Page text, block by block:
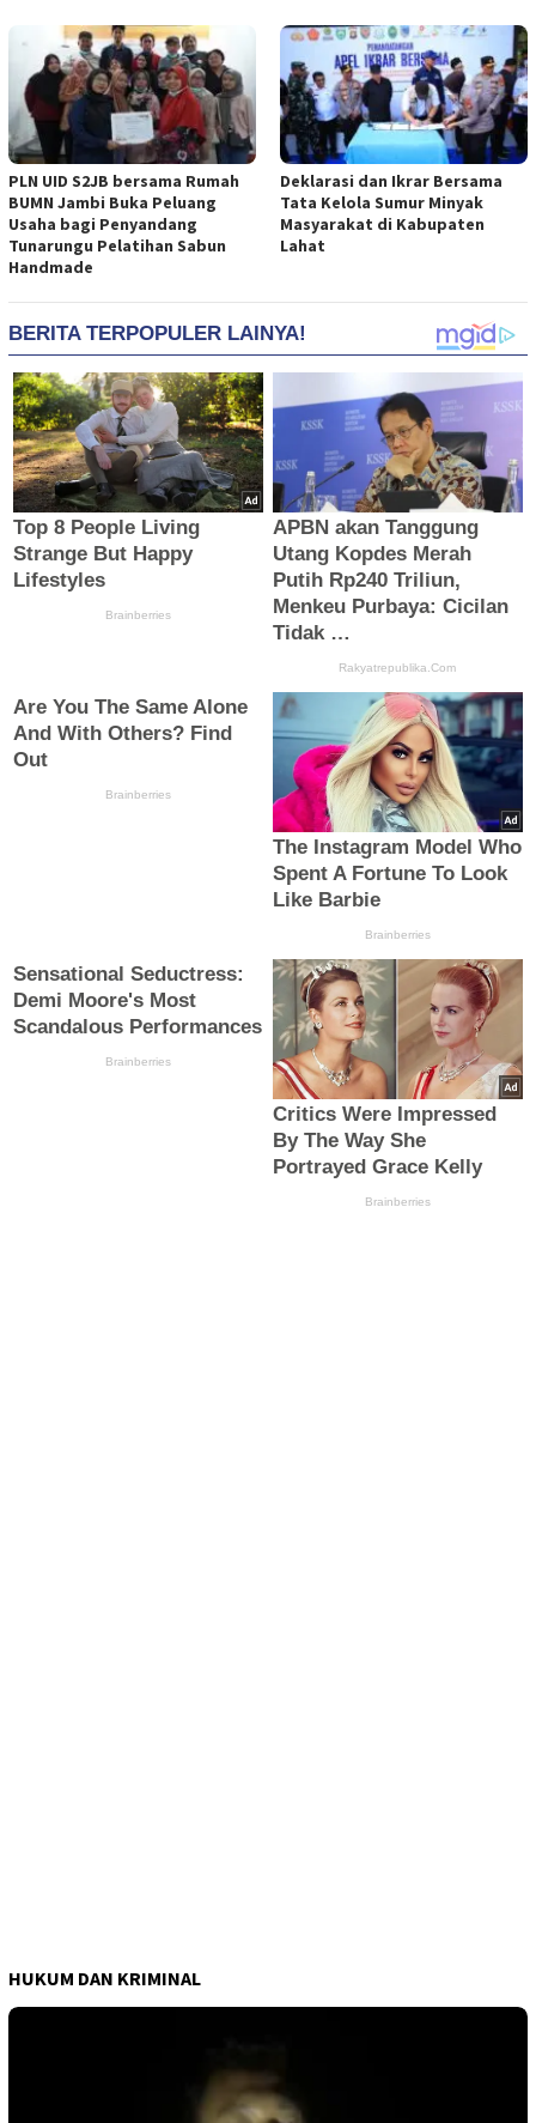
PLN UID S2JB bersama Rumah
BUMN Jambi Buka Peluang
Usaha bagi Penyandang
Tunarungu Pelatihan Sabun
Handmade
Deklarasi dan Ikrar Bersama
Tata Kelola Sumur Minyak
Masyarakat di Kabupaten
Lahat
HUKUM DAN KRIMINAL